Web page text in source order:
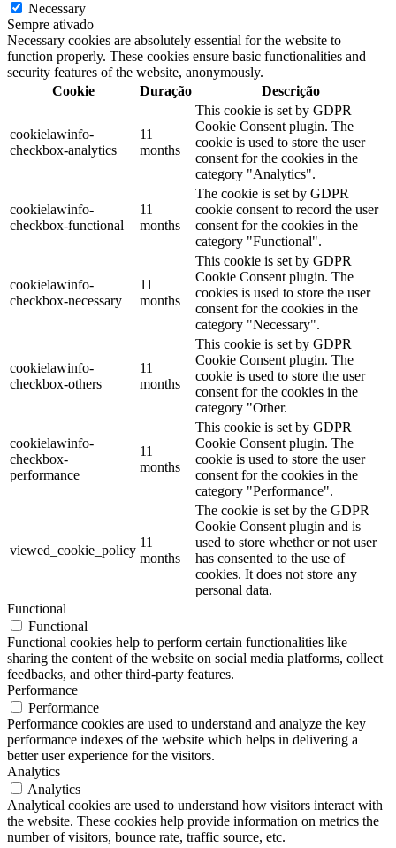
Necessary
Sempre ativado
Necessary cookies are absolutely essential for the website to
function properly. These cookies ensure basic functionalities and
security features of the website, anonymously.
Cookie
Duração Descrição
cookielawinfo-
checkbox-analytics
11
months
This cookie is set by GDPR
Cookie Consent plugin. The
cookie is used to store the user
consent for the cookies in the
category "Analytics".
cookielawinfo-
checkbox-functional
11
months
The cookie is set by GDPR
cookie consent to record the user
consent for the cookies in the
category "Functional".
cookielawinfo-
checkbox-necessary
11
months
This cookie is set by GDPR
Cookie Consent plugin. The
cookies is used to store the user
consent for the cookies in the
category "Necessary".
cookielawinfo-
checkbox-others
11
months
This cookie is set by GDPR
Cookie Consent plugin. The
cookie is used to store the user
consent for the cookies in the
category "Other.
cookielawinfo-
checkbox-
performance
11
months
This cookie is set by GDPR
Cookie Consent plugin. The
cookie is used to store the user
consent for the cookies in the
category "Performance".
viewed_cookie_policy
11
months
The cookie is set by the GDPR
Cookie Consent plugin and is
used to store whether or not user
has consented to the use of
cookies. It does not store any
personal data.
Functional
Functional
Functional cookies help to perform certain functionalities like
sharing the content of the website on social media platforms, collect
feedbacks, and other third-party features.
Performance
Performance
Performance cookies are used to understand and analyze the key
performance indexes of the website which helps in delivering a
better user experience for the visitors.
Analytics
Analytics
Analytical cookies are used to understand how visitors interact with
the website. These cookies help provide information on metrics the
number of visitors, bounce rate, traffic source, etc.